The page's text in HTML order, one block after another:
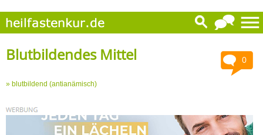
0
Blutbildendes Mittel
» blutbildend (antianämisch)